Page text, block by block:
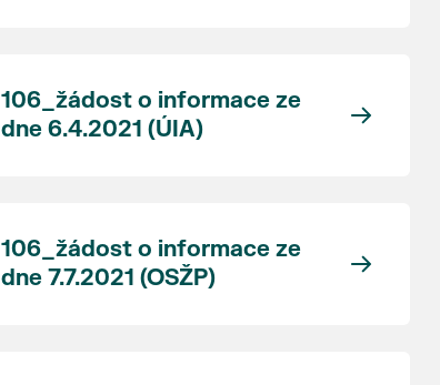
106_žádost o informace ze
dne 6.4.2021 (ÚIA)
106_žádost o informace ze
dne 7.7.2021 (OSŽP)